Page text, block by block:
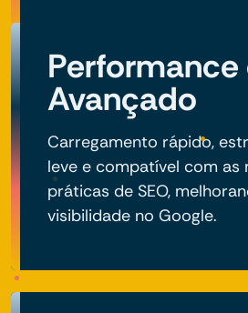
Performance
Avançado
Carregamento rápido,
leve e compatível com as
práticas de SEO,
visibilidade no Google.